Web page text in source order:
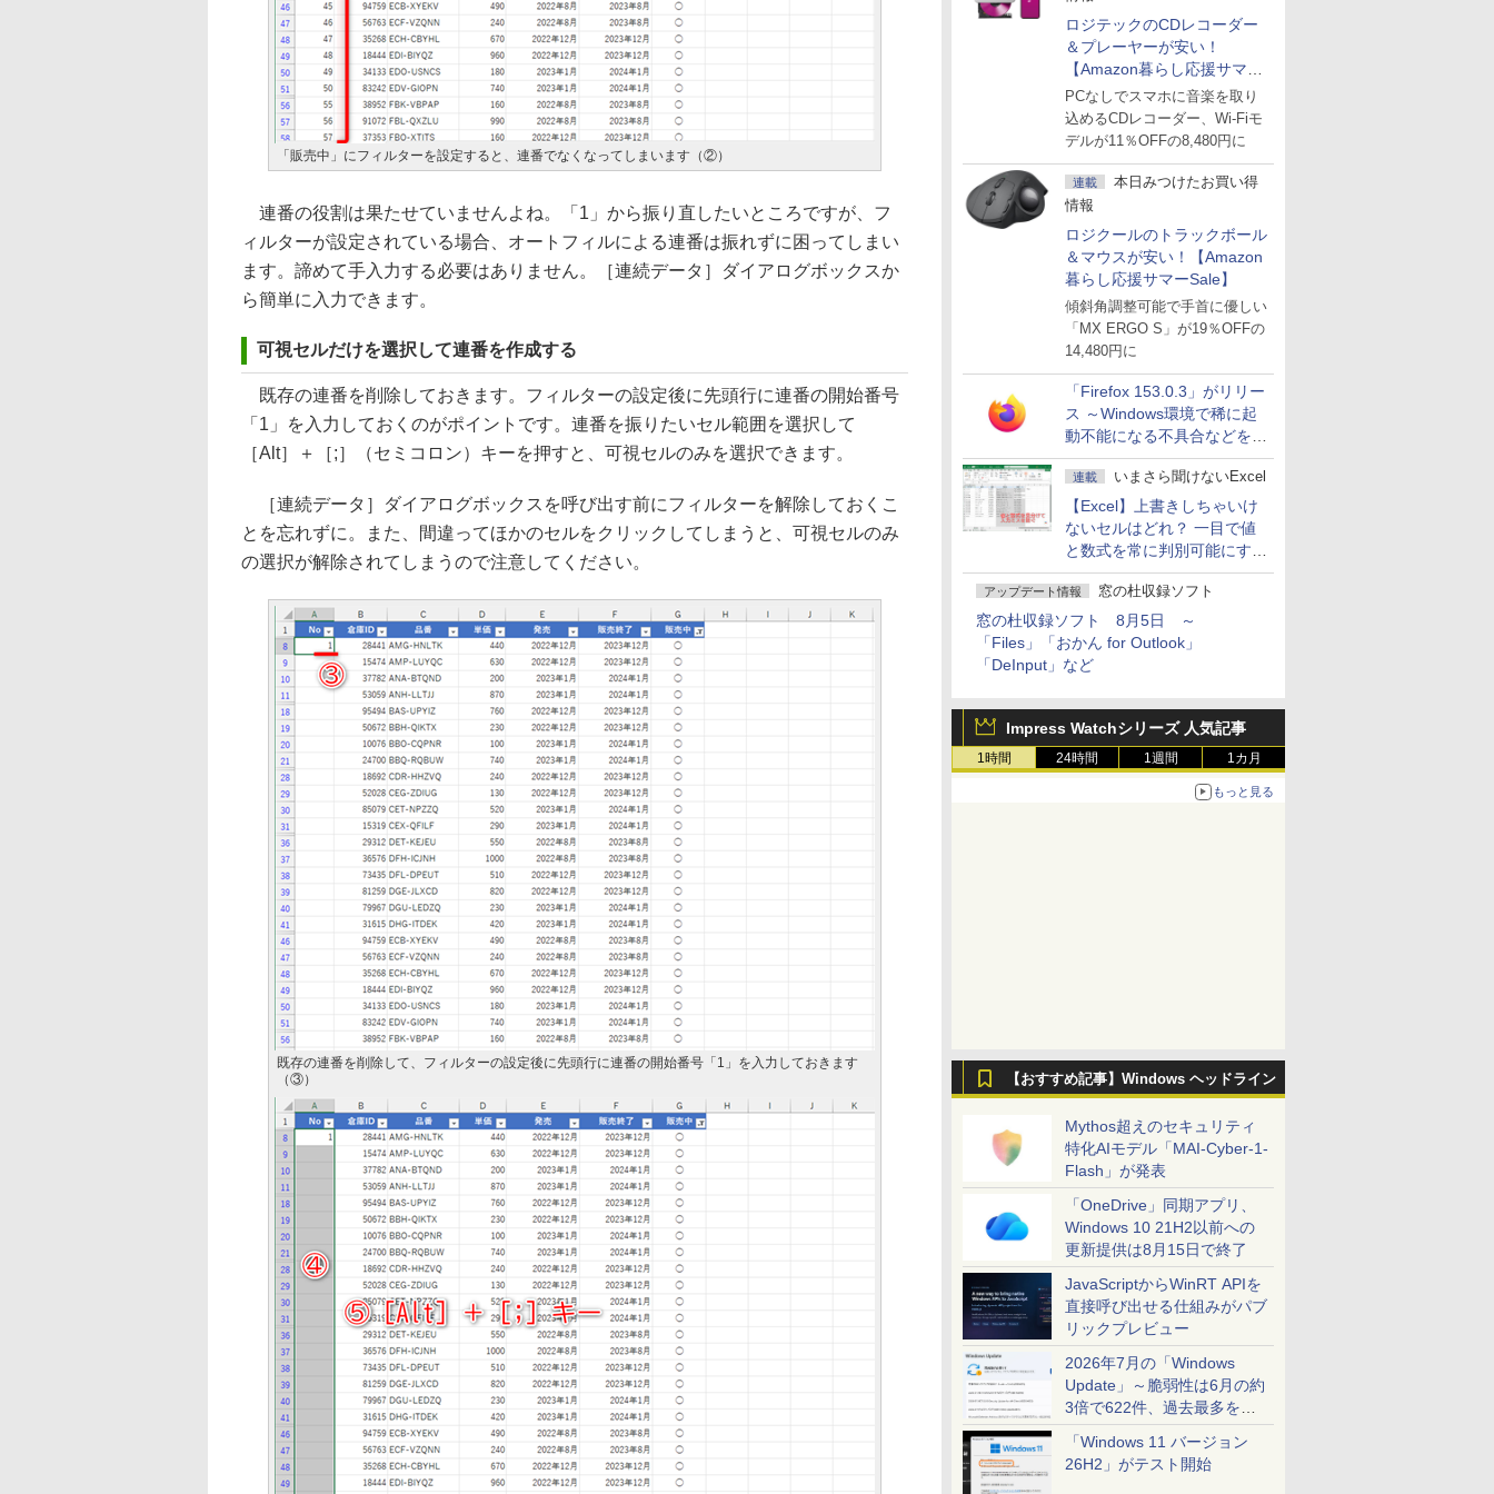
ロジテックのCDレコーダー
＆プレーヤーが安い！
【Amazon暮らし応援サマー
Sale】
PCなしでスマホに音楽を取り
込めるCDレコーダー、Wi-Fiモ
デルが11％OFFの8,480円に
連載
本日みつけたお買い得
情報
ロジクールのトラックボール
＆マウスが安い！【Amazon
暮らし応援サマーSale】
傾斜角調整可能で手首に優しい
「MX ERGO S」が19％OFFの
14,480円に
「Firefox 153.0.3」がリリー
ス ～Windows環境で稀に起
動不能になる不具合などを解
決
連載 いまさら聞けないExcel
【Excel】上書きしちゃいけ
ないセルはどれ？ 一目で値
と数式を常に判別可能にする
方法
アップデート情報 窓の杜収録ソフト
窓の杜収録ソフト 8月5日 ～
「Files」「おかん for Outlook」
「DeInput」など
Impress Watchシリーズ 人気記事
1時間 24時間 1週間 1カ月
もっと見る
【おすすめ記事】Windows ヘッドライン
Mythos超えのセキュリティ
特化AIモデル「MAI-Cyber-1-
Flash」が発表
「OneDrive」同期アプリ、
Windows 10 21H2以前への
更新提供は8月15日で終了
JavaScriptからWinRT APIを
直接呼び出せる仕組みがパブ
リックプレビュー
2026年7月の「Windows
Update」～脆弱性は6月の約
3倍で622件、過去最多を大
幅に更新
「Windows 11 バージョン
26H2」がテスト開始
「販売中」にフィルターを設定すると、連番でなくなってしまいます（②）
連番の役割は果たせていませんよね。「1」から振り直したいところですが、フ
ィルターが設定されている場合、オートフィルによる連番は振れずに困ってしまい
ます。諦めて手入力する必要はありません。［連続データ］ダイアログボックスか
ら簡単に入力できます。
可視セルだけを選択して連番を作成する
既存の連番を削除しておきます。フィルターの設定後に先頭行に連番の開始番号
「1」を入力しておくのがポイントです。連番を振りたいセル範囲を選択して
［Alt］＋［;］（セミコロン）キーを押すと、可視セルのみを選択できます。
［連続データ］ダイアログボックスを呼び出す前にフィルターを解除しておくこ
とを忘れずに。また、間違ってほかのセルをクリックしてしまうと、可視セルのみ
の選択が解除されてしまうので注意してください。
既存の連番を削除して、フィルターの設定後に先頭行に連番の開始番号「1」を入力しておきます
（③）